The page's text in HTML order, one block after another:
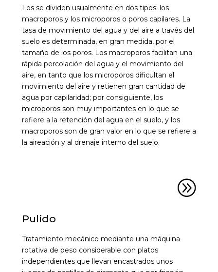
Los se dividen usualmente en dos tipos: los
macroporos y los microporos o poros capilares. La
tasa de movimiento del agua y del aire a través del
suelo es determinada, en gran medida, por el
tamaño de los poros. Los macroporos facilitan una
rápida percolación del agua y el movimiento del
aire, en tanto que los microporos dificultan el
movimiento del aire y retienen gran cantidad de
agua por capilaridad; por consiguiente, los
microporos son muy importantes en lo que se
refiere a la retención del agua en el suelo, y los
macroporos son de gran valor en lo que se refiere a
la aireación y al drenaje interno del suelo.
A
Pulido
Tratamiento mecánico mediante una máquina
rotativa de peso considerable con platos
independientes que llevan encastrados unos